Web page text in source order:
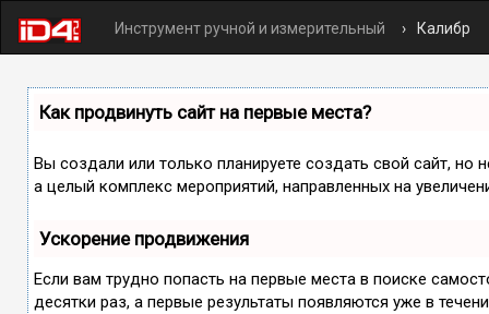
Инструмент ручной и измерительный Калибр
Как продвинуть сайт на первые места?
Вы создали или только планируете создать свой сайт, но
а целый комплекс мероприятий, направленных на
Ускорение продвижения
Если вам трудно попасть на первые места в поиске
десятки раз, а первые результаты появляются уже в